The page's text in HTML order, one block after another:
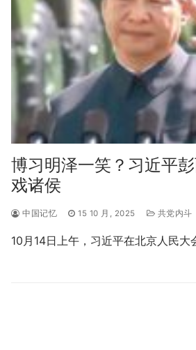
博习明泽一笑？习近平
戏诸侯
中国记忆 15 10 月, 2025 共党内斗
10月14日上午，习近平在北京人民